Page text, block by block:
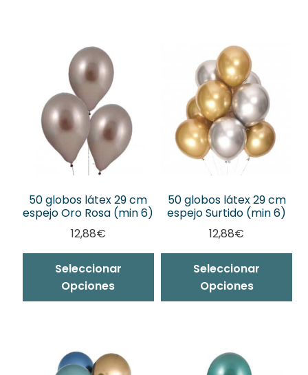
50 globos látex 29 cm
espejo Oro Rosa (min 6)
12,88€
Seleccionar
Opciones
50 globos látex 29 cm
espejo Surtido (min 6)
12,88€
Seleccionar
Opciones